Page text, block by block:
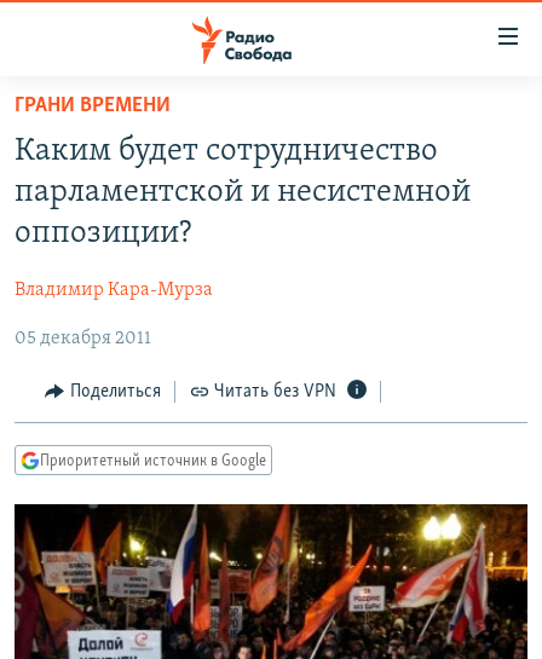
упрощенного
доступа
основному
Вернутся
навигации
Вернутся
поиску
ПРОГРАММЫ
АВТОРСКИЕ ПРОЕКТЫ
МНЕНИЯ
КУЛЬТУРА
IDEL.РЕАЛИИ
СЕВЕР.РЕАЛИИ
СИБИРЬ.РЕАЛИИ
РАСПИСАНИЕ ВЕЩАНИЯ
ПОДПИШИТЕСЬ НА РАССЫЛКУ
ГРАНИ ВРЕМЕНИ
Каким будет сотрудничество
парламентской и несистемной
оппозиции?
Владимир Кара-Мурза
05 декабря 2011
Поделиться Читать без VPN
Приоритетный источник в Google